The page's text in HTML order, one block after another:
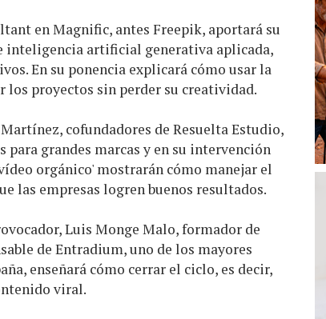
en Magnific, antes Freepik, aportará su
inteligencia artificial generativa aplicada,
En su ponencia explicará cómo usar la
proyectos sin perder su creatividad.
cofundadores de Resuelta Estudio,
para grandes marcas y en su intervención
orgánico' mostrarán cómo manejar el
las empresas logren buenos resultados.
Luis Monge Malo, formador de
de Entradium, uno de los mayores
enseñará cómo cerrar el ciclo, es decir,
viral.